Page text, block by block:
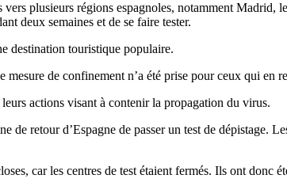
plusieurs régions espagnoles, notamment Madrid,
deux semaines et de se faire tester.
destination touristique populaire.
de confinement n’a été prise pour ceux qui en
actions visant à contenir la propagation du virus.
de retour d’Espagne de passer un test de dépistage.
car les centres de test étaient fermés. Ils ont donc